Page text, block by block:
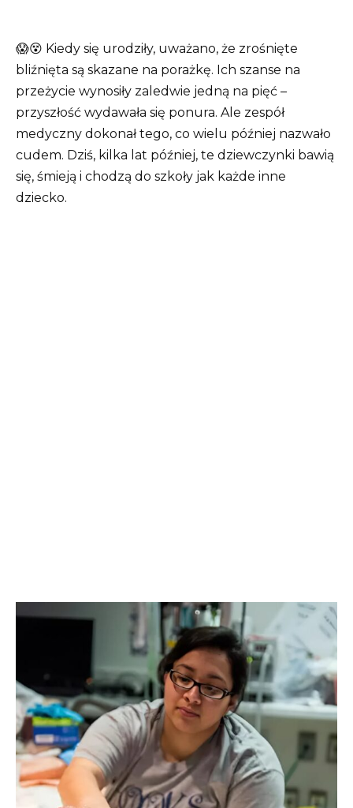
😱😵 Kiedy się urodziły, uważano, że zrośnięte
bliźnięta są skazane na porażkę. Ich szanse na
przeżycie wynosiły zaledwie jedną na pięć –
przyszłość wydawała się ponura. Ale zespół
medyczny dokonał tego, co wielu później nazwało
cudem. Dziś, kilka lat później, te dziewczynki bawią
się, śmieją i chodzą do szkoły jak każde inne
dziecko.